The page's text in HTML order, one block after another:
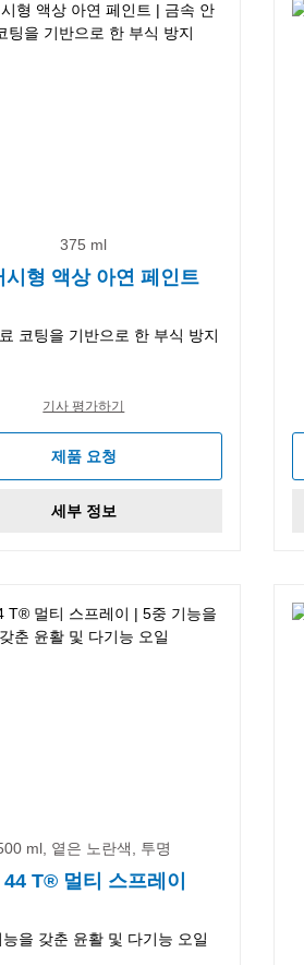
375 ml
시형 액상 아연 페인트
코팅을 기반으로 한 부식 방지
기사 평가하기
제품 요청
세부 정보
ml, 옅은 노란색, 투명
44 T® 멀티 스프레이
을 갖춘 윤활 및 다기능 오일